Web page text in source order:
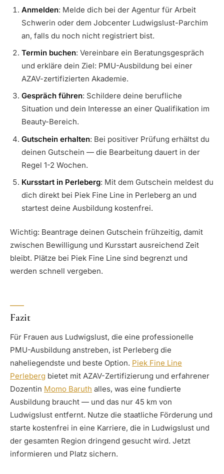
Anmelden: Melde dich bei der Agentur für Arbeit
Schwerin oder dem Jobcenter Ludwigslust-Parchim
an, falls du noch nicht registriert bist.
Termin buchen: Vereinbare ein Beratungsgespräch
und erkläre dein Ziel: PMU-Ausbildung bei einer
AZAV-zertifizierten Akademie.
Gespräch führen: Schildere deine berufliche
Situation und dein Interesse an einer Qualifikation im
Beauty-Bereich.
Gutschein erhalten: Bei positiver Prüfung erhältst du
deinen Gutschein — die Bearbeitung dauert in der
Regel 1-2 Wochen.
Kursstart in Perleberg: Mit dem Gutschein meldest du
dich direkt bei Piek Fine Line in Perleberg an und
startest deine Ausbildung kostenfrei.
Wichtig: Beantrage deinen Gutschein frühzeitig, damit
zwischen Bewilligung und Kursstart ausreichend Zeit
bleibt. Plätze bei Piek Fine Line sind begrenzt und
werden schnell vergeben.
Fazit
Für Frauen aus Ludwigslust, die eine professionelle
PMU-Ausbildung anstreben, ist Perleberg die
naheliegendste und beste Option. Piek Fine Line
Perleberg bietet mit AZAV-Zertifizierung und erfahrener
Dozentin Momo Baruth alles, was eine fundierte
Ausbildung braucht — und das nur 45 km von
Ludwigslust entfernt. Nutze die staatliche Förderung und
starte kostenfrei in eine Karriere, die in Ludwigslust und
der gesamten Region dringend gesucht wird. Jetzt
informieren und Platz sichern.